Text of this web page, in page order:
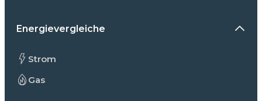
Energievergleiche
Strom
Gas